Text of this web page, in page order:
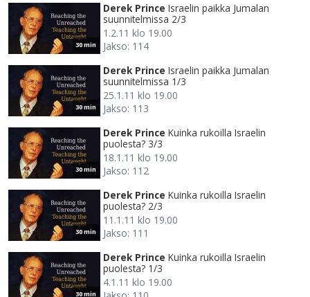
30 min
Derek Prince Israelin paikka Jumalan
suunnitelmissa 2/3
1.2.11 klo 19.00
Jakso: 114
30 min
Derek Prince Israelin paikka Jumalan
suunnitelmissa 1/3
25.1.11 klo 19.00
Jakso: 113
30 min
Derek Prince Kuinka rukoilla Israelin
puolesta? 3/3
18.1.11 klo 19.00
Jakso: 112
30 min
Derek Prince Kuinka rukoilla Israelin
puolesta? 2/3
11.1.11 klo 19.00
Jakso: 111
30 min
Derek Prince Kuinka rukoilla Israelin
puolesta? 1/3
4.1.11 klo 19.00